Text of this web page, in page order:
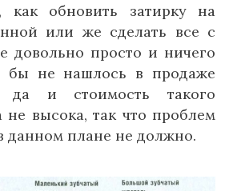
как обновить затирку на
или же сделать все с
довольно просто и ничего
бы не нашлось в продаже
да и стоимость такого
не высока, так что проблем
данном плане не должно.